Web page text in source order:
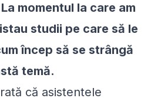
momentul la care am
studii pe care să le
încep să se strângă
temă.
că asistentele